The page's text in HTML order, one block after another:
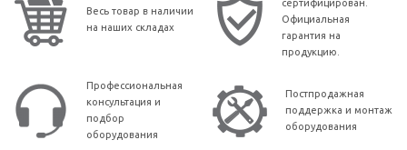
Весь товар в наличии
на наших складах
сертифицирован.
Официальная
гарантия на
продукцию.
Профессиональная
консультация и
подбор
оборудования
Постпродажная
поддержка и монтаж
оборудования